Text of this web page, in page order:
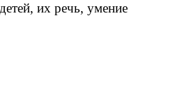
их речь, умение